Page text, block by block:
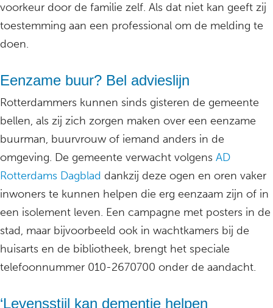
voorkeur door de familie zelf. Als dat niet kan geeft zij
toestemming aan een professional om de melding te
doen.
Eenzame buur? Bel advieslijn
Rotterdammers kunnen sinds gisteren de gemeente
bellen, als zij zich zorgen maken over een eenzame
buurman, buurvrouw of iemand anders in de
omgeving. De gemeente verwacht volgens AD
Rotterdams Dagblad dankzij deze ogen en oren vaker
inwoners te kunnen helpen die erg eenzaam zijn of in
een isolement leven. Een campagne met posters in de
stad, maar bijvoorbeeld ook in wachtkamers bij de
huisarts en de bibliotheek, brengt het speciale
telefoonnummer 010-2670700 onder de aandacht.
‘Levensstijl kan dementie helpen